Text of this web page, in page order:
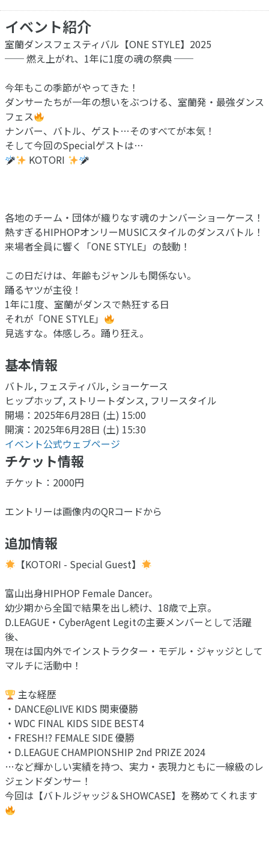
イベント紹介
室蘭ダンスフェスティバル【ONE STYLE】2025
── 燃え上がれ、1年に1度の魂の祭典 ──
今年もこの季節がやってきた！
ダンサーたちが一年の想いをぶつける、室蘭発・最強ダンス
フェス
ナンバー、バトル、ゲスト…そのすべてが本気！
そして今回のSpecialゲストは…
KOTORI
各地のチーム・団体が織りなす魂のナンバーショーケース！
熱すぎるHIPHOPオンリーMUSICスタイルのダンスバトル！
来場者全員に響く「ONE STYLE」の鼓動！
この日だけは、年齢もジャンルも関係ない。
踊るヤツが主役！
1年に1度、室蘭がダンスで熱狂する日
それが「ONE STYLE」
見逃すな。体感しろ。踊り狂え。
基本情報
バトル, フェスティバル, ショーケース
ヒップホップ, ストリートダンス, フリースタイル
開場：2025年6月28日 (土) 15:00
開演：2025年6月28日 (土) 15:30
イベント公式ウェブページ
チケット情報
チケット：2000円
エントリーは画像内のQRコードから
追加情報
【KOTORI - Special Guest】
富山出身HIPHOP Female Dancer。
幼少期から全国で結果を出し続け、18歳で上京。
D.LEAGUE・CyberAgent Legitの主要メンバーとして活躍
後、
現在は国内外でインストラクター・モデル・ジャッジとして
マルチに活動中！
主な経歴
・DANCE@LIVE KIDS 関東優勝
・WDC FINAL KIDS SIDE BEST4
・FRESH!? FEMALE SIDE 優勝
・D.LEAGUE CHAMPIONSHIP 2nd PRIZE 2024
…など輝かしい実績を持つ、実力・表現力ともに一線級のレ
ジェンドダンサー！
今回は【バトルジャッジ＆SHOWCASE】を務めてくれます